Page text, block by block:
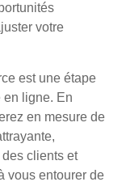
votre
est une étape
en ligne. En
en mesure de
clients et
vous entourer de